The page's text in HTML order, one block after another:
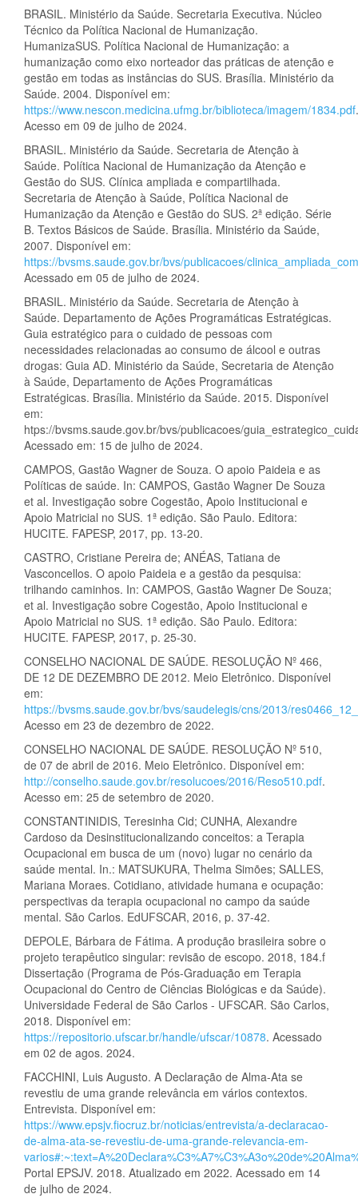
BRASIL. Ministério da Saúde. Secretaria Executiva. Núcleo
Técnico da Política Nacional de Humanização.
HumanizaSUS. Política Nacional de Humanização: a
humanização como eixo norteador das práticas de atenção e
gestão em todas as instâncias do SUS. Brasília. Ministério da
Saúde. 2004. Disponível em:
https://www.nescon.medicina.ufmg.br/biblioteca/imagem/1834.pdf.
Acesso em 09 de julho de 2024.
BRASIL. Ministério da Saúde. Secretaria de Atenção à
Saúde. Política Nacional de Humanização da Atenção e
Gestão do SUS. Clínica ampliada e compartilhada.
Secretaria de Atenção à Saúde, Política Nacional de
Humanização da Atenção e Gestão do SUS. 2ª edição. Série
B. Textos Básicos de Saúde. Brasília. Ministério da Saúde,
2007. Disponível em:
https://bvsms.saude.gov.br/bvs/publicacoes/
Acessado em 05 de julho de 2024.
BRASIL. Ministério da Saúde. Secretaria de Atenção à
Saúde. Departamento de Ações Programáticas Estratégicas.
Guia estratégico para o cuidado de pessoas com
necessidades relacionadas ao consumo de álcool e outras
drogas: Guia AD. Ministério da Saúde, Secretaria de Atenção
à Saúde, Departamento de Ações Programáticas
Estratégicas. Brasília. Ministério da Saúde. 2015. Disponível
em:
htps://bvsms.saude.gov.br/bvs/publicacoes/
Acessado em: 15 de julho de 2024.
CAMPOS, Gastão Wagner de Souza. O apoio Paideia e as
Políticas de saúde. In: CAMPOS, Gastão Wagner De Souza
et al. Investigação sobre Cogestão, Apoio Institucional e
Apoio Matricial no SUS. 1ª edição. São Paulo. Editora:
HUCITE. FAPESP, 2017, pp. 13-20.
CASTRO, Cristiane Pereira de; ANÉAS, Tatiana de
Vasconcellos. O apoio Paideia e a gestão da pesquisa:
trilhando caminhos. In: CAMPOS, Gastão Wagner De Souza;
et al. Investigação sobre Cogestão, Apoio Institucional e
Apoio Matricial no SUS. 1ª edição. São Paulo. Editora:
HUCITE. FAPESP, 2017, p. 25-30.
CONSELHO NACIONAL DE SAÚDE. RESOLUÇÃO Nº 466,
DE 12 DE DEZEMBRO DE 2012. Meio Eletrônico. Disponível
em:
https://bvsms.saude.gov.br/bvs/saudelegis/cns/2013/
Acesso em 23 de dezembro de 2022.
CONSELHO NACIONAL DE SAÚDE. RESOLUÇÃO Nº 510,
de 07 de abril de 2016. Meio Eletrônico. Disponível em:
http://conselho.saude.gov.br/resolucoes/2016/Reso510.pdf.
Acesso em: 25 de setembro de 2020.
CONSTANTINIDIS, Teresinha Cid; CUNHA, Alexandre
Cardoso da Desinstitucionalizando conceitos: a Terapia
Ocupacional em busca de um (novo) lugar no cenário da
saúde mental. In.: MATSUKURA, Thelma Simões; SALLES,
Mariana Moraes. Cotidiano, atividade humana e ocupação:
perspectivas da terapia ocupacional no campo da saúde
mental. São Carlos. EdUFSCAR, 2016, p. 37-42.
DEPOLE, Bárbara de Fátima. A produção brasileira sobre o
projeto terapêutico singular: revisão de escopo. 2018, 184.f
Dissertação (Programa de Pós-Graduação em Terapia
Ocupacional do Centro de Ciências Biológicas e da Saúde).
Universidade Federal de São Carlos - UFSCAR. São Carlos,
2018. Disponível em:
https://repositorio.ufscar.br/handle/ufscar/10878. Acessado
em 02 de agos. 2024.
FACCHINI, Luis Augusto. A Declaração de Alma-Ata se
revestiu de uma grande relevância em vários contextos.
Entrevista. Disponível em:
https://www.epsjv.fiocruz.br/noticias/entrevista/a-declaracao-
de-alma-ata-se-revestiu-de-uma-grande-relevancia-em-
Portal EPSJV. 2018. Atualizado em 2022. Acessado em 14
de julho de 2024.